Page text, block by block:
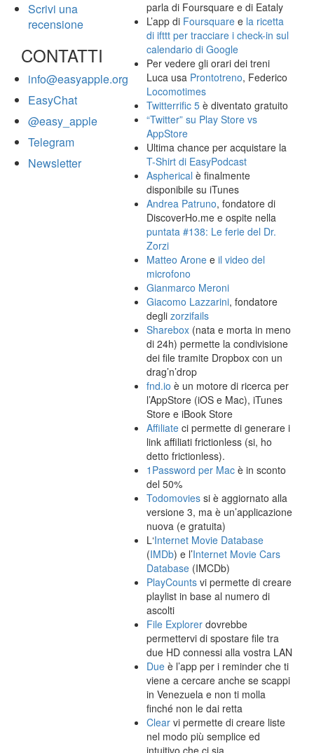
Scrivi una
recensione
CONTATTI
info@easyapple.org
EasyChat
@easy_apple
Telegram
Newsletter
parla di Foursquare e di Eataly
L’app di Foursquare e la ricetta
di ifttt per tracciare i check-in sul
calendario di Google
Per vedere gli orari dei treni
Luca usa Prontotreno, Federico
Locomotimes
Twitterrific 5 è diventato gratuito
“Twitter” su Play Store vs
AppStore
Ultima chance per acquistare la
T-Shirt di EasyPodcast
Aspherical è finalmente
disponibile su iTunes
Andrea Patruno, fondatore di
DiscoverHo.me e ospite nella
puntata #138: Le ferie del Dr.
Zorzi
Matteo Arone eil video del
microfono
Gianmarco Meroni
Giacomo Lazzarini, fondatore
deglizorzifails
Sharebox (nata e morta in meno
di 24h) permette la condivisione
dei file tramite Dropbox con un
drag’n’drop
fnd.io è un motore di ricerca per
l’AppStore (iOS e Mac), iTunes
Store e iBook Store
Affiliate ci permette di generare i
link affiliati frictionless (si, ho
detto frictionless).
1Password per Mac è in sconto
del 50%
Todomovies si è aggiornato alla
versione 3, ma è un’applicazione
nuova (e gratuita)
L‘Internet Movie Database
(IMDb) e l’Internet Movie Cars
Database (IMCDb)
PlayCounts vi permette di creare
playlist in base al numero di
ascolti
File Explorer dovrebbe
permettervi di spostare file tra
due HD connessi alla vostra LAN
Due è l’app per i reminder che ti
viene a cercare anche se scappi
in Venezuela e non ti molla
finché non le dai retta
Clear vi permette di creare liste
nel modo più semplice ed
intuitivo che ci sia